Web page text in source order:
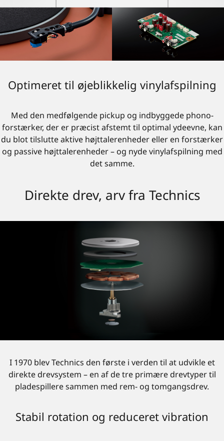
Optimeret til øjeblikkelig vinylafspilning
Med den medfølgende pickup og indbyggede phono-
forstærker, der er præcist afstemt til optimal ydeevne, kan
du blot tilslutte aktive højttalerenheder eller en forstærker
og passive højttalerenheder – og nyde vinylafspilning med
det samme.
Direkte drev, arv fra Technics
I 1970 blev Technics den første i verden til at udvikle et
direkte drevsystem – en af de tre primære drevtyper til
pladespillere sammen med rem- og tomgangsdrev.
Stabil rotation og reduceret vibration